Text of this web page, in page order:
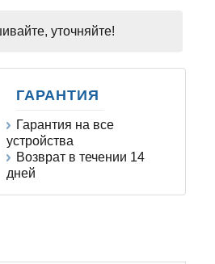
уточняйте!
ГАРАНТИЯ
Гарантия на все
устройства
Возврат в течении 14
дней